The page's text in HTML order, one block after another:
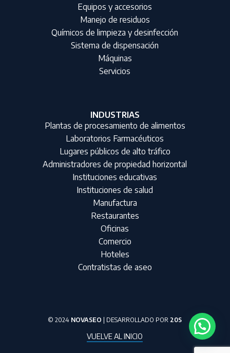
Equipos y accesorios
Manejo de residuos
Químicos de limpieza y desinfección
Sistema de dispensación
Máquinas
Servicios
INDUSTRIAS
Plantas de procesamiento de alimentos
Laboratorios Farmacéuticos
Lugares públicos de alto tráfico
Administradores de propiedad horizontal
Instituciones educativas
Instituciones de salud
Manufactura
Restaurantes
Oficinas
Comercio
Hoteles
Contratistas de aseo
© 2024 NOVASEO | DESARROLLADO POR 20S
VUELVE AL INICIO